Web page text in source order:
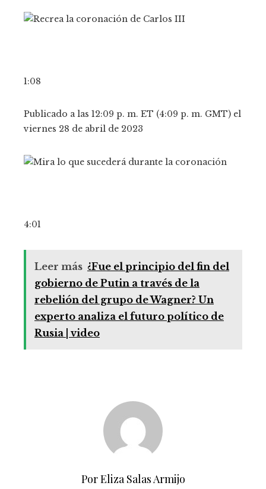
1:08
Publicado a las 12:09 p. m. ET (4:09 p. m. GMT) el
viernes 28 de abril de 2023
4:01
Leer más ¿Fue el principio del fin del
gobierno de Putin a través de la
rebelión del grupo de Wagner? Un
experto analiza el futuro político de
Rusia | video
Por Eliza Salas Armijo